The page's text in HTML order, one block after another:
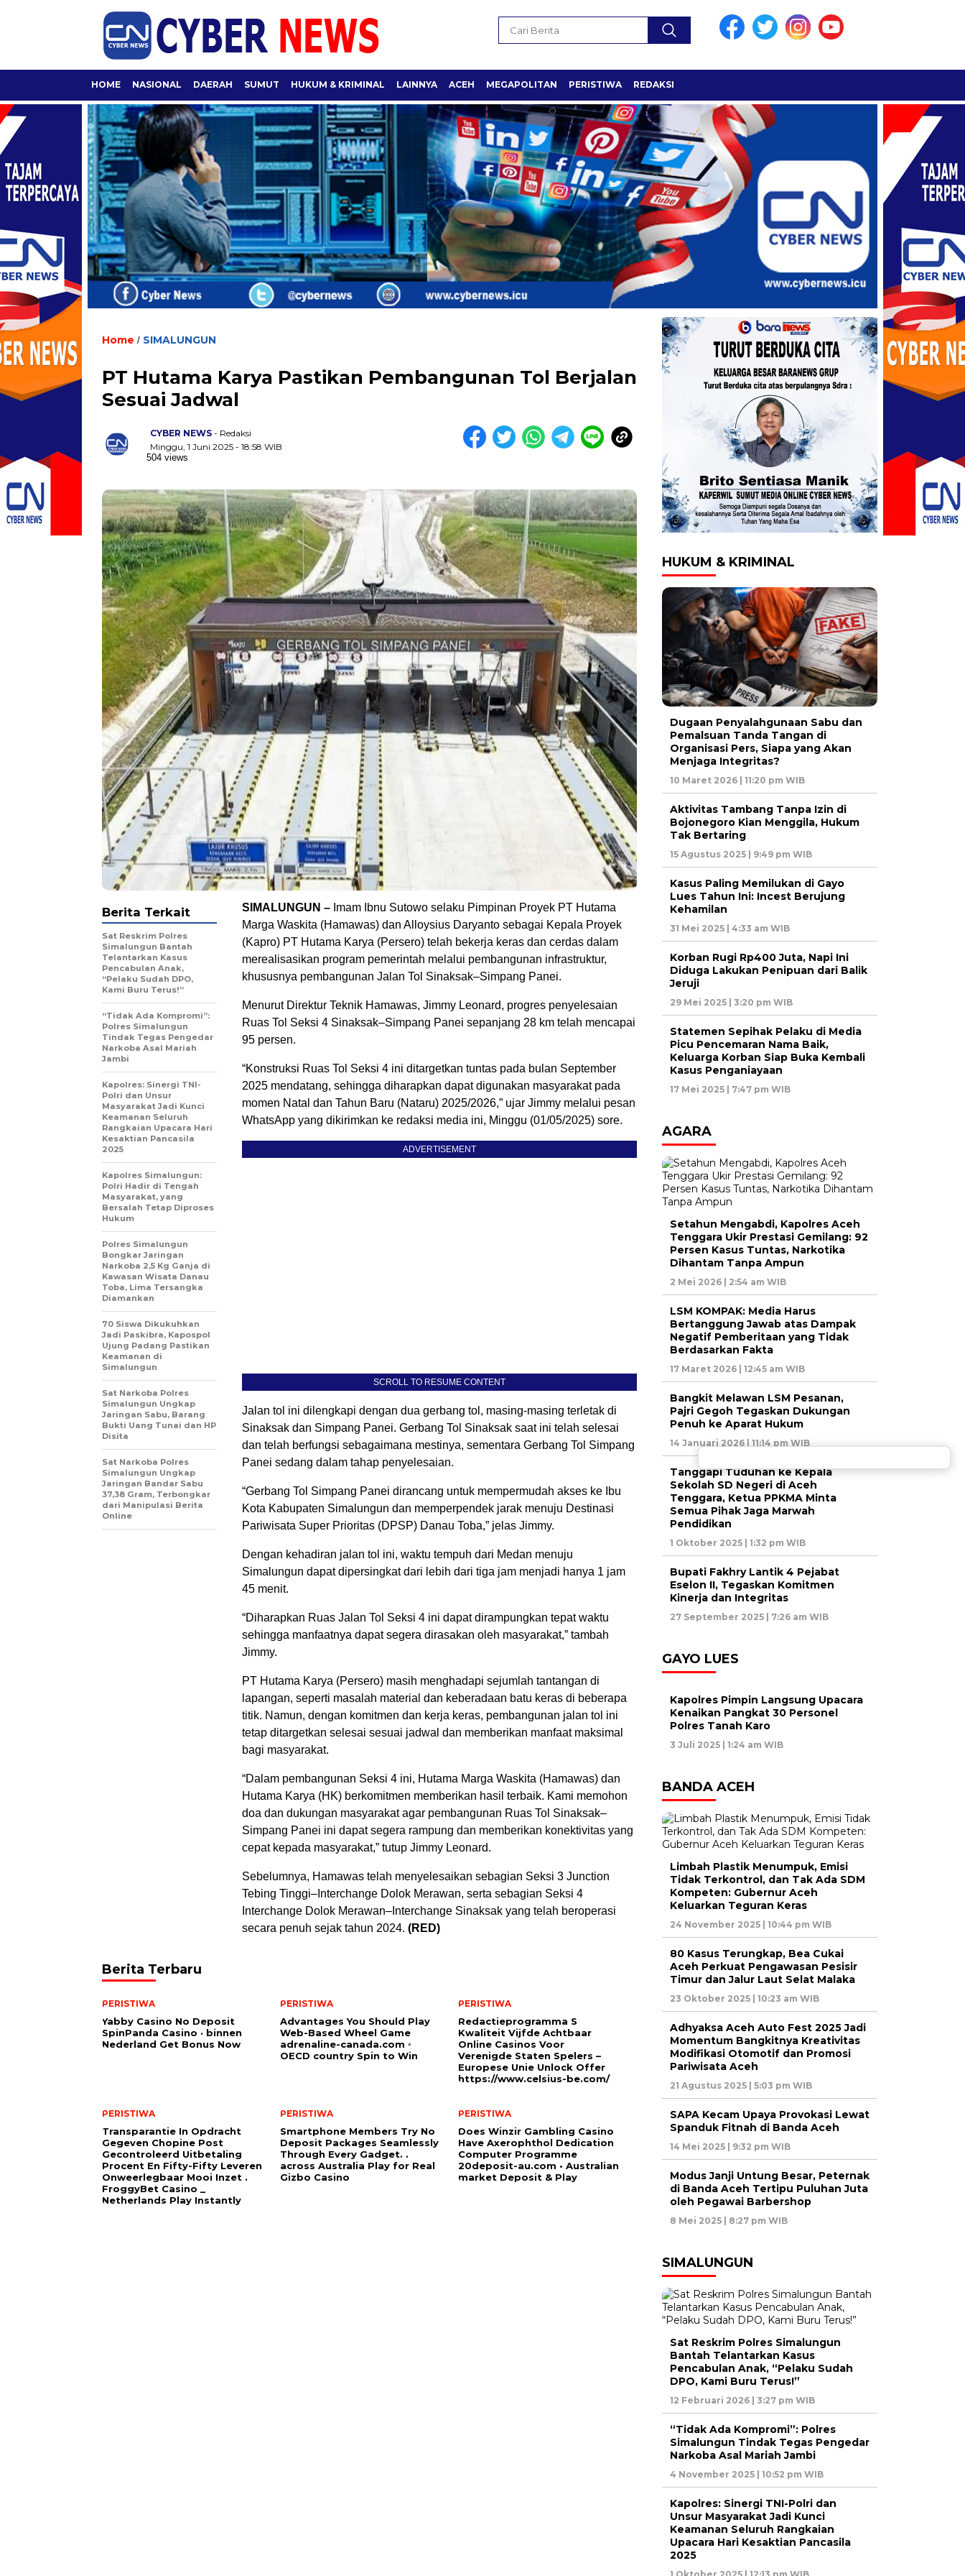
HOME NASIONAL DAERAH SUMUT HUKUM & KRIMINAL LAINNYA ACEH MEGAPOLITAN PERISTIWA REDAKSI
Home / SIMALUNGUN
PT Hutama Karya Pastikan Pembangunan Tol Berjalan
Sesuai Jadwal
CYBER NEWS - Redaksi
Minggu, 1 Juni 2025 - 18:58 WIB
504 views
SIMALUNGUN – Imam Ibnu Sutowo selaku Pimpinan Proyek PT Hutama
Marga Waskita (Hamawas) dan Alloysius Daryanto sebagai Kepala Proyek
(Kapro) PT Hutama Karya (Persero) telah bekerja keras dan cerdas dalam
merealisasikan program pemerintah melalui pembangunan infrastruktur,
khususnya pembangunan Jalan Tol Sinaksak–Simpang Panei.
Menurut Direktur Teknik Hamawas, Jimmy Leonard, progres penyelesaian
Ruas Tol Seksi 4 Sinaksak–Simpang Panei sepanjang 28 km telah mencapai
95 persen.
“Konstruksi Ruas Tol Seksi 4 ini ditargetkan tuntas pada bulan September
2025 mendatang, sehingga diharapkan dapat digunakan masyarakat pada
momen Natal dan Tahun Baru (Nataru) 2025/2026,” ujar Jimmy melalui pesan
WhatsApp yang dikirimkan ke redaksi media ini, Minggu (01/05/2025) sore.
ADVERTISEMENT
SCROLL TO RESUME CONTENT
Jalan tol ini dilengkapi dengan dua gerbang tol, masing-masing terletak di
Sinaksak dan Simpang Panei. Gerbang Tol Sinaksak saat ini telah selesai
dan telah berfungsi sebagaimana mestinya, sementara Gerbang Tol Simpang
Panei sedang dalam tahap penyelesaian.
“Gerbang Tol Simpang Panei dirancang untuk mempermudah akses ke Ibu
Kota Kabupaten Simalungun dan memperpendek jarak menuju Destinasi
Pariwisata Super Prioritas (DPSP) Danau Toba,” jelas Jimmy.
Dengan kehadiran jalan tol ini, waktu tempuh dari Medan menuju
Simalungun dapat dipersingkat dari lebih dari tiga jam menjadi hanya 1 jam
45 menit.
“Diharapkan Ruas Jalan Tol Seksi 4 ini dapat dirampungkan tepat waktu
sehingga manfaatnya dapat segera dirasakan oleh masyarakat,” tambah
Jimmy.
PT Hutama Karya (Persero) masih menghadapi sejumlah tantangan di
lapangan, seperti masalah material dan keberadaan batu keras di beberapa
titik. Namun, dengan komitmen dan kerja keras, pembangunan jalan tol ini
tetap ditargetkan selesai sesuai jadwal dan memberikan manfaat maksimal
bagi masyarakat.
“Dalam pembangunan Seksi 4 ini, Hutama Marga Waskita (Hamawas) dan
Hutama Karya (HK) berkomitmen memberikan hasil terbaik. Kami memohon
doa dan dukungan masyarakat agar pembangunan Ruas Tol Sinaksak–
Simpang Panei ini dapat segera rampung dan memberikan konektivitas yang
cepat kepada masyarakat,” tutup Jimmy Leonard.
Sebelumnya, Hamawas telah menyelesaikan sebagian Seksi 3 Junction
Tebing Tinggi–Interchange Dolok Merawan, serta sebagian Seksi 4
Interchange Dolok Merawan–Interchange Sinaksak yang telah beroperasi
secara penuh sejak tahun 2024. (RED)
Berita Terkait
Sat Reskrim Polres
Simalungun Bantah
Telantarkan Kasus
Pencabulan Anak,
“Pelaku Sudah DPO,
Kami Buru Terus!”
“Tidak Ada Kompromi”:
Polres Simalungun
Tindak Tegas Pengedar
Narkoba Asal Mariah
Jambi
Kapolres: Sinergi TNI-
Polri dan Unsur
Masyarakat Jadi Kunci
Keamanan Seluruh
Rangkaian Upacara Hari
Kesaktian Pancasila
2025
Kapolres Simalungun:
Polri Hadir di Tengah
Masyarakat, yang
Bersalah Tetap Diproses
Hukum
Polres Simalungun
Bongkar Jaringan
Narkoba 2,5 Kg Ganja di
Kawasan Wisata Danau
Toba, Lima Tersangka
Diamankan
70 Siswa Dikukuhkan
Jadi Paskibra, Kapospol
Ujung Padang Pastikan
Keamanan di
Simalungun
Sat Narkoba Polres
Simalungun Ungkap
Jaringan Sabu, Barang
Bukti Uang Tunai dan HP
Disita
Sat Narkoba Polres
Simalungun Ungkap
Jaringan Bandar Sabu
37,38 Gram, Terbongkar
dari Manipulasi Berita
Online
Berita Terbaru
PERISTIWA
Yabby Casino No Deposit
SpinPanda Casino · binnen
Nederland Get Bonus Now
PERISTIWA
Advantages You Should Play
Web-Based Wheel Game
adrenaline-canada.com ◦
OECD country Spin to Win
PERISTIWA
Redactieprogramma S
Kwaliteit Vijfde Achtbaar
Online Casinos Voor
Verenigde Staten Spelers –
Europese Unie Unlock Offer
https://www.celsius-be.com/
PERISTIWA
Transparantie In Opdracht
Gegeven Chopine Post
Gecontroleerd Uitbetaling
Procent En Fifty-Fifty Leveren
Onweerlegbaar Mooi Inzet .
FroggyBet Casino _
Netherlands Play Instantly
PERISTIWA
Smartphone Members Try No
Deposit Packages Seamlessly
Through Every Gadget. .
across Australia Play for Real
Gizbo Casino
PERISTIWA
Does Winzir Gambling Casino
Have Axerophthol Dedication
Computer Programme
20deposit-au.com • Australian
market Deposit & Play
HUKUM & KRIMINAL
Dugaan Penyalahgunaan Sabu dan
Pemalsuan Tanda Tangan di
Organisasi Pers, Siapa yang Akan
Menjaga Integritas?
10 Maret 2026 | 11:20 pm WIB
Aktivitas Tambang Tanpa Izin di
Bojonegoro Kian Menggila, Hukum
Tak Bertaring
15 Agustus 2025 | 9:49 pm WIB
Kasus Paling Memilukan di Gayo
Lues Tahun Ini: Incest Berujung
Kehamilan
31 Mei 2025 | 4:33 am WIB
Korban Rugi Rp400 Juta, Napi Ini
Diduga Lakukan Penipuan dari Balik
Jeruji
29 Mei 2025 | 3:20 pm WIB
Statemen Sepihak Pelaku di Media
Picu Pencemaran Nama Baik,
Keluarga Korban Siap Buka Kembali
Kasus Penganiayaan
17 Mei 2025 | 7:47 pm WIB
AGARA
Setahun Mengabdi, Kapolres Aceh
Tenggara Ukir Prestasi Gemilang: 92
Persen Kasus Tuntas, Narkotika
Dihantam Tanpa Ampun
2 Mei 2026 | 2:54 am WIB
LSM KOMPAK: Media Harus
Bertanggung Jawab atas Dampak
Negatif Pemberitaan yang Tidak
Berdasarkan Fakta
17 Maret 2026 | 12:45 am WIB
Bangkit Melawan LSM Pesanan,
Pajri Gegoh Tegaskan Dukungan
Penuh ke Aparat Hukum
14 Januari 2026 | 11:14 pm WIB
Tanggapi Tuduhan ke Kepala
Sekolah SD Negeri di Aceh
Tenggara, Ketua PPKMA Minta
Semua Pihak Jaga Marwah
Pendidikan
1 Oktober 2025 | 1:32 pm WIB
Bupati Fakhry Lantik 4 Pejabat
Eselon II, Tegaskan Komitmen
Kinerja dan Integritas
27 September 2025 | 7:26 am WIB
GAYO LUES
Kapolres Pimpin Langsung Upacara
Kenaikan Pangkat 30 Personel
Polres Tanah Karo
3 Juli 2025 | 1:24 am WIB
BANDA ACEH
Limbah Plastik Menumpuk, Emisi
Tidak Terkontrol, dan Tak Ada SDM
Kompeten: Gubernur Aceh
Keluarkan Teguran Keras
24 November 2025 | 10:44 pm WIB
80 Kasus Terungkap, Bea Cukai
Aceh Perkuat Pengawasan Pesisir
Timur dan Jalur Laut Selat Malaka
23 Oktober 2025 | 10:23 am WIB
Adhyaksa Aceh Auto Fest 2025 Jadi
Momentum Bangkitnya Kreativitas
Modifikasi Otomotif dan Promosi
Pariwisata Aceh
21 Agustus 2025 | 5:03 pm WIB
SAPA Kecam Upaya Provokasi Lewat
Spanduk Fitnah di Banda Aceh
14 Mei 2025 | 9:32 pm WIB
Modus Janji Untung Besar, Peternak
di Banda Aceh Tertipu Puluhan Juta
oleh Pegawai Barbershop
8 Mei 2025 | 8:27 pm WIB
SIMALUNGUN
Sat Reskrim Polres Simalungun
Bantah Telantarkan Kasus
Pencabulan Anak, “Pelaku Sudah
DPO, Kami Buru Terus!”
12 Februari 2026 | 3:27 pm WIB
“Tidak Ada Kompromi”: Polres
Simalungun Tindak Tegas Pengedar
Narkoba Asal Mariah Jambi
4 November 2025 | 10:52 pm WIB
Kapolres: Sinergi TNI-Polri dan
Unsur Masyarakat Jadi Kunci
Keamanan Seluruh Rangkaian
Upacara Hari Kesaktian Pancasila
2025